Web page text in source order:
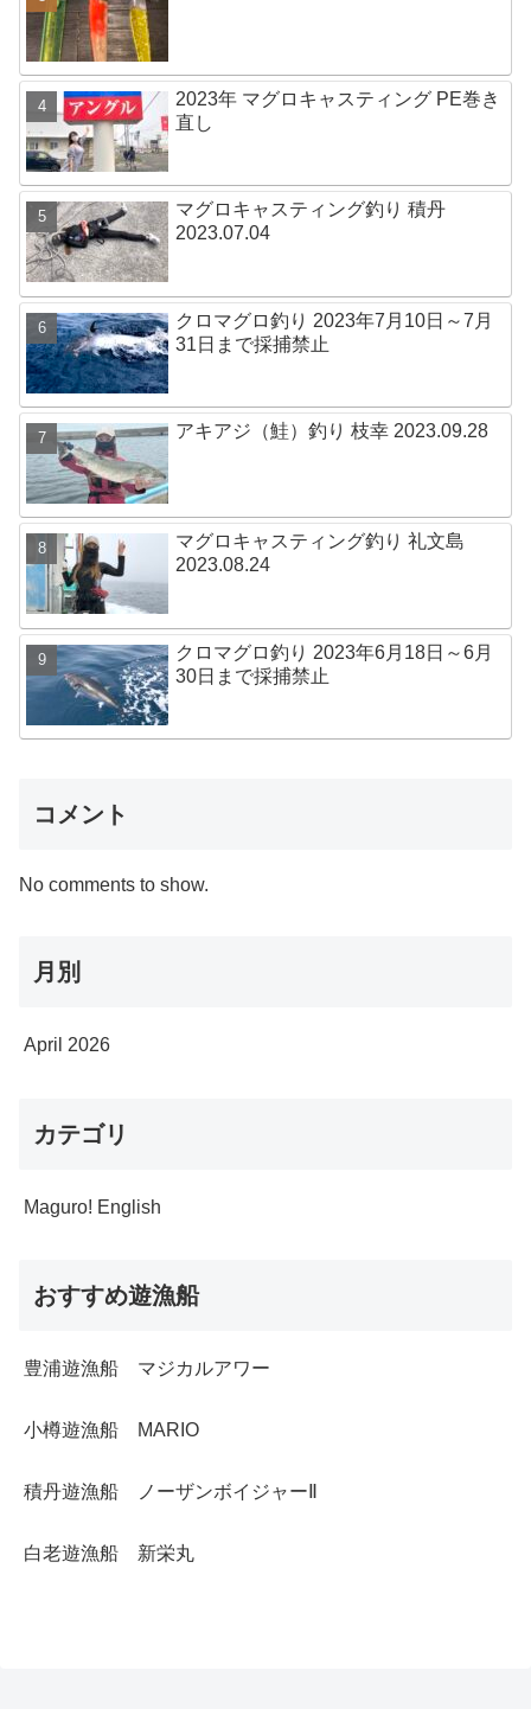
2023年 マグロキャスティング PE巻き
直し
マグロキャスティング釣り 積丹
2023.07.04
クロマグロ釣り 2023年7月10日～7月
31日まで採捕禁止
アキアジ（鮭）釣り 枝幸 2023.09.28
マグロキャスティング釣り 礼文島
2023.08.24
クロマグロ釣り 2023年6月18日～6月
30日まで採捕禁止
コメント
No comments to show.
月別
April 2026
カテゴリ
Maguro! English
おすすめ遊漁船
豊浦遊漁船 マジカルアワー
小樽遊漁船 MARIO
積丹遊漁船 ノーザンボイジャーⅡ
白老遊漁船 新栄丸